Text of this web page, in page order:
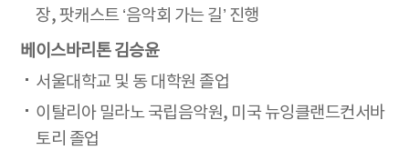
장, 팟캐스트 ‘음악회 가는 길’ 진행
베이스바리톤 김승윤
서울대학교 및 동 대학원 졸업
이탈리아 밀라노 국립음악원, 미국 뉴잉클랜드컨서바
토리 졸업